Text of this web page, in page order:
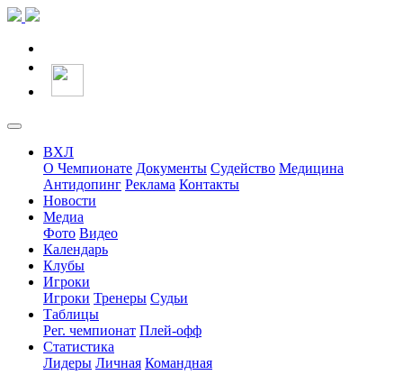
ВХЛ
О Чемпионате Документы Судейство Медицина
Антидопинг Реклама Контакты
Новости
Медиа
Фото Видео
Календарь
Клубы
Игроки
Игроки Тренеры Судьи
Таблицы
Рег. чемпионат Плей-офф
Статистика
Лидеры Личная Командная